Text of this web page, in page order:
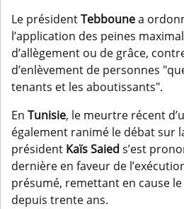
Le présidentTebbounea
l’application des peines
d’allègement ou de grâce,
d’enlèvement de personnes
tenants et les aboutissants".
En Tunisie, le meurtre récent
également ranimé le débat sur
président Kaïs Saied s’est
dernière en faveur de
présumé, remettant en cause
depuis trente ans.